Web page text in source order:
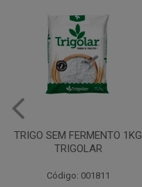
LEITE CONDENSADO
SEMIDESNATADO TIROL
Código: 046325